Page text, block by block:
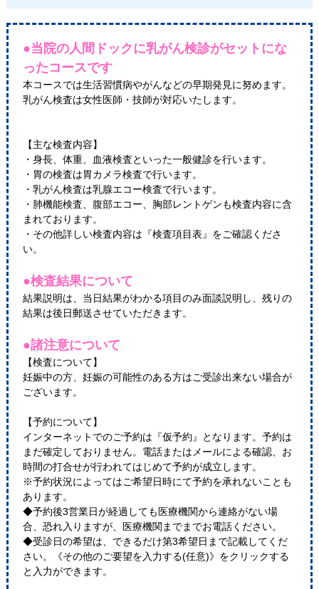
●当院の人間ドックに乳がん検診がセットにな
ったコースです
本コースでは生活習慣病やがんなどの早期発見に努めます。
乳がん検査は女性医師・技師が対応いたします。
【主な検査内容】
・身長、体重、血液検査といった一般健診を行います。
・胃の検査は胃カメラ検査で行います。
・乳がん検査は乳腺エコー検査で行います。
・肺機能検査、腹部エコー、胸部レントゲンも検査内容に含
まれております。
・その他詳しい検査内容は『検査項目表』をご確認くださ
い。
●検査結果について
結果説明は、当日結果がわかる項目のみ面談説明し、残りの
結果は後日郵送させていただきます。
●諸注意について
【検査について】
妊娠中の方、妊娠の可能性のある方はご受診出来ない場合が
ございます。
【予約について】
インターネットでのご予約は『仮予約』となります。予約は
まだ確定しておりません。電話またはメールによる確認、お
時間の打合せが行われてはじめて予約が成立します。
※予約状況によってはご希望日時にて予約を承れないことも
あります。
◆予約後3営業日が経過しても医療機関から連絡がない場
合、恐れ入りますが、医療機関までまでお電話ください。
◆受診日の希望は、できるだけ第3希望日まで記載してくだ
さい。《その他のご要望を入力する(任意)》をクリックする
と入力ができます。